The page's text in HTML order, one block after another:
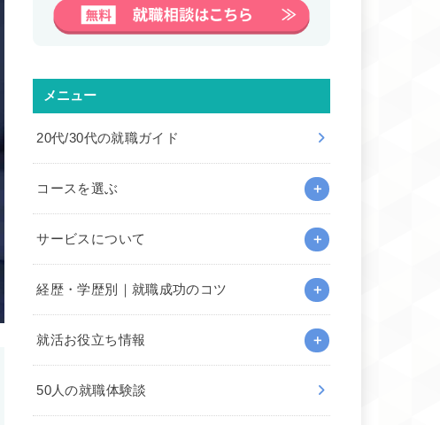
メニュー
20代/30代の就職ガイド
コースを選ぶ
サービスについて
経歴・学歴別｜就職成功のコツ
就活お役立ち情報
50人の就職体験談